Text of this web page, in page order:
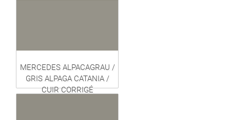
MERCEDES ALPACAGRAU /
GRIS ALPAGA CATANIA /
CUIR CORRIGÉ